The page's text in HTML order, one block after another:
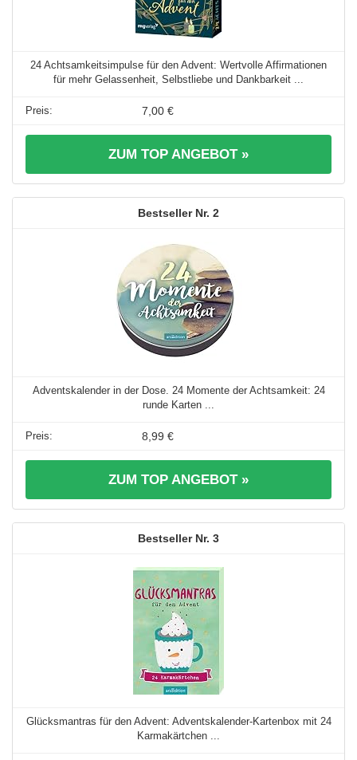
24 Achtsamkeitsimpulse für den Advent: Wertvolle Affirmationen
für mehr Gelassenheit, Selbstliebe und Dankbarkeit ...
7,00 €
ZUM TOP ANGEBOT »
2
Adventskalender in der Dose. 24 Momente der Achtsamkeit: 24
runde Karten ...
8,99 €
ZUM TOP ANGEBOT »
3
Glücksmantras für den Advent: Adventskalender-Kartenbox mit 24
Karmakärtchen ...